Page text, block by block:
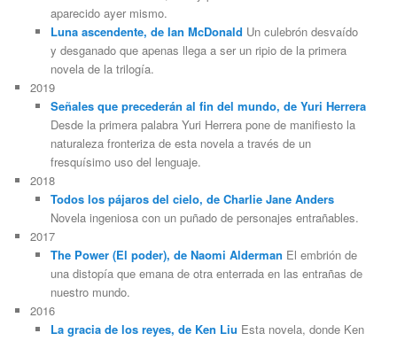
aparecido ayer mismo.
Luna ascendente, de Ian McDonald Un culebrón desvaído
y desganado que apenas llega a ser un ripio de la primera
novela de la trilogía.
2019
Señales que precederán al fin del mundo, de Yuri Herrera
Desde la primera palabra Yuri Herrera pone de manifiesto la
naturaleza fronteriza de esta novela a través de un
fresquísimo uso del lenguaje.
2018
Todos los pájaros del cielo, de Charlie Jane Anders
Novela ingeniosa con un puñado de personajes entrañables.
2017
The Power (El poder), de Naomi Alderman El embrión de
una distopía que emana de otra enterrada en las entrañas de
nuestro mundo.
2016
La gracia de los reyes, de Ken Liu Esta novela, donde Ken